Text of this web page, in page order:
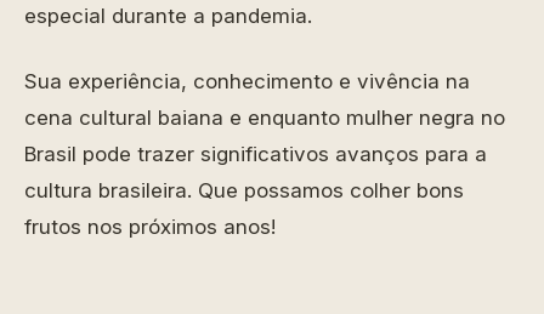
especial durante a pandemia.
Sua experiência, conhecimento e vivência na
cena cultural baiana e enquanto mulher negra no
Brasil pode trazer significativos avanços para a
cultura brasileira. Que possamos colher bons
frutos nos próximos anos!